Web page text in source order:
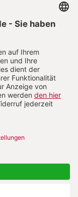
Datenschutz